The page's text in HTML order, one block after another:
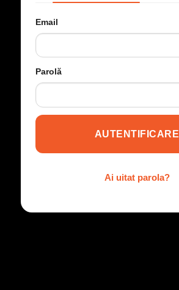
Email
Parolă
AUTENTIFICARE
Ai uitat parola?